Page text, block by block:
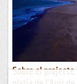
Sobre el projecte